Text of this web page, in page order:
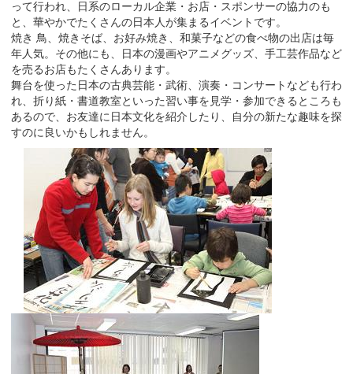
って行われ、日系のローカル企業・お店・スポンサーの協力のも
と、華やかでたくさんの日本人が集まるイベントです。
焼き 鳥、焼きそば、お好み焼き、和菓子などの食べ物の出店は毎
年人気。その他にも、日本の漫画やアニメグッズ、手工芸作品など
を売るお店もたくさんあります。
舞台を使った日本の古典芸能・武術、演奏・コンサートなども行わ
れ、折り紙・書道教室といった習い事を見学・参加できるところも
あるので、お友達に日本文化を紹介したり、自分の新たな趣味を探
すのに良いかもしれません。